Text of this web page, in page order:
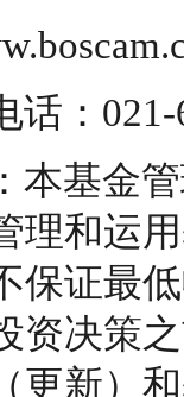
电话：
理和运
保证最
资决策
更新）